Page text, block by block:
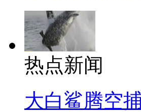
热点新闻
大白鲨腾空